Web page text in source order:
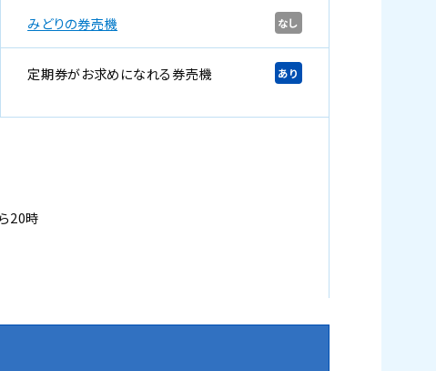
みどりの券売機 なし
定期券がお求めになれる券売機 あり
20時